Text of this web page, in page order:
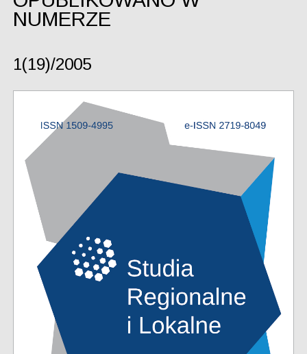
NUMERZE
1(19)/2005